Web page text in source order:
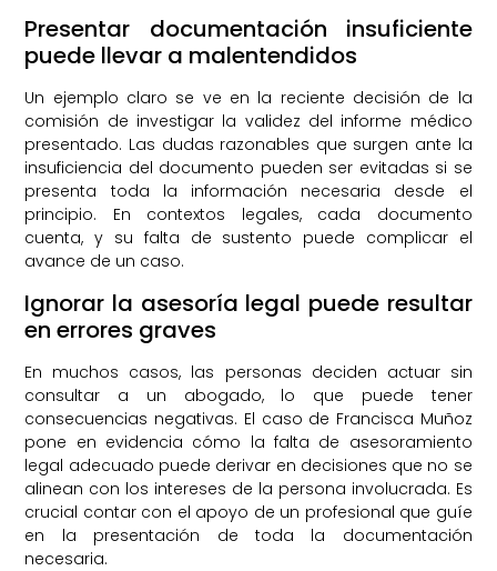
Presentar documentación insuficiente
puede llevar a malentendidos
Un ejemplo claro se ve en la reciente decisión de la
comisión de investigar la validez del informe médico
presentado. Las dudas razonables que surgen ante la
insuficiencia del documento pueden ser evitadas si se
presenta toda la información necesaria desde el
principio. En contextos legales, cada documento
cuenta, y su falta de sustento puede complicar el
avance de un caso.
Ignorar la asesoría legal puede resultar
en errores graves
En muchos casos, las personas deciden actuar sin
consultar a un abogado, lo que puede tener
consecuencias negativas. El caso de Francisca Muñoz
pone en evidencia cómo la falta de asesoramiento
legal adecuado puede derivar en decisiones que no se
alinean con los intereses de la persona involucrada. Es
crucial contar con el apoyo de un profesional que guíe
en la presentación de toda la documentación
necesaria.